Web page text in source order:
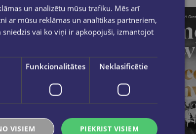
un analizētu mūsu trafiku. Mēs arī
ar mūsu reklāmas un analītikas partneriem,
vai ko viņi ir apkopojuši, izmantojot
Funkcionalitātes Neklasificētie
PIEKRIST VISIEM
VISIEM